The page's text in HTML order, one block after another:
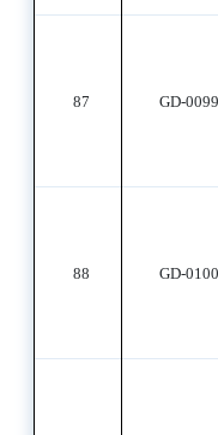
87 GD-0099
88 GD-0100